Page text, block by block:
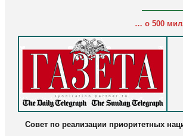
… о 500
Совет по реализации приоритетных